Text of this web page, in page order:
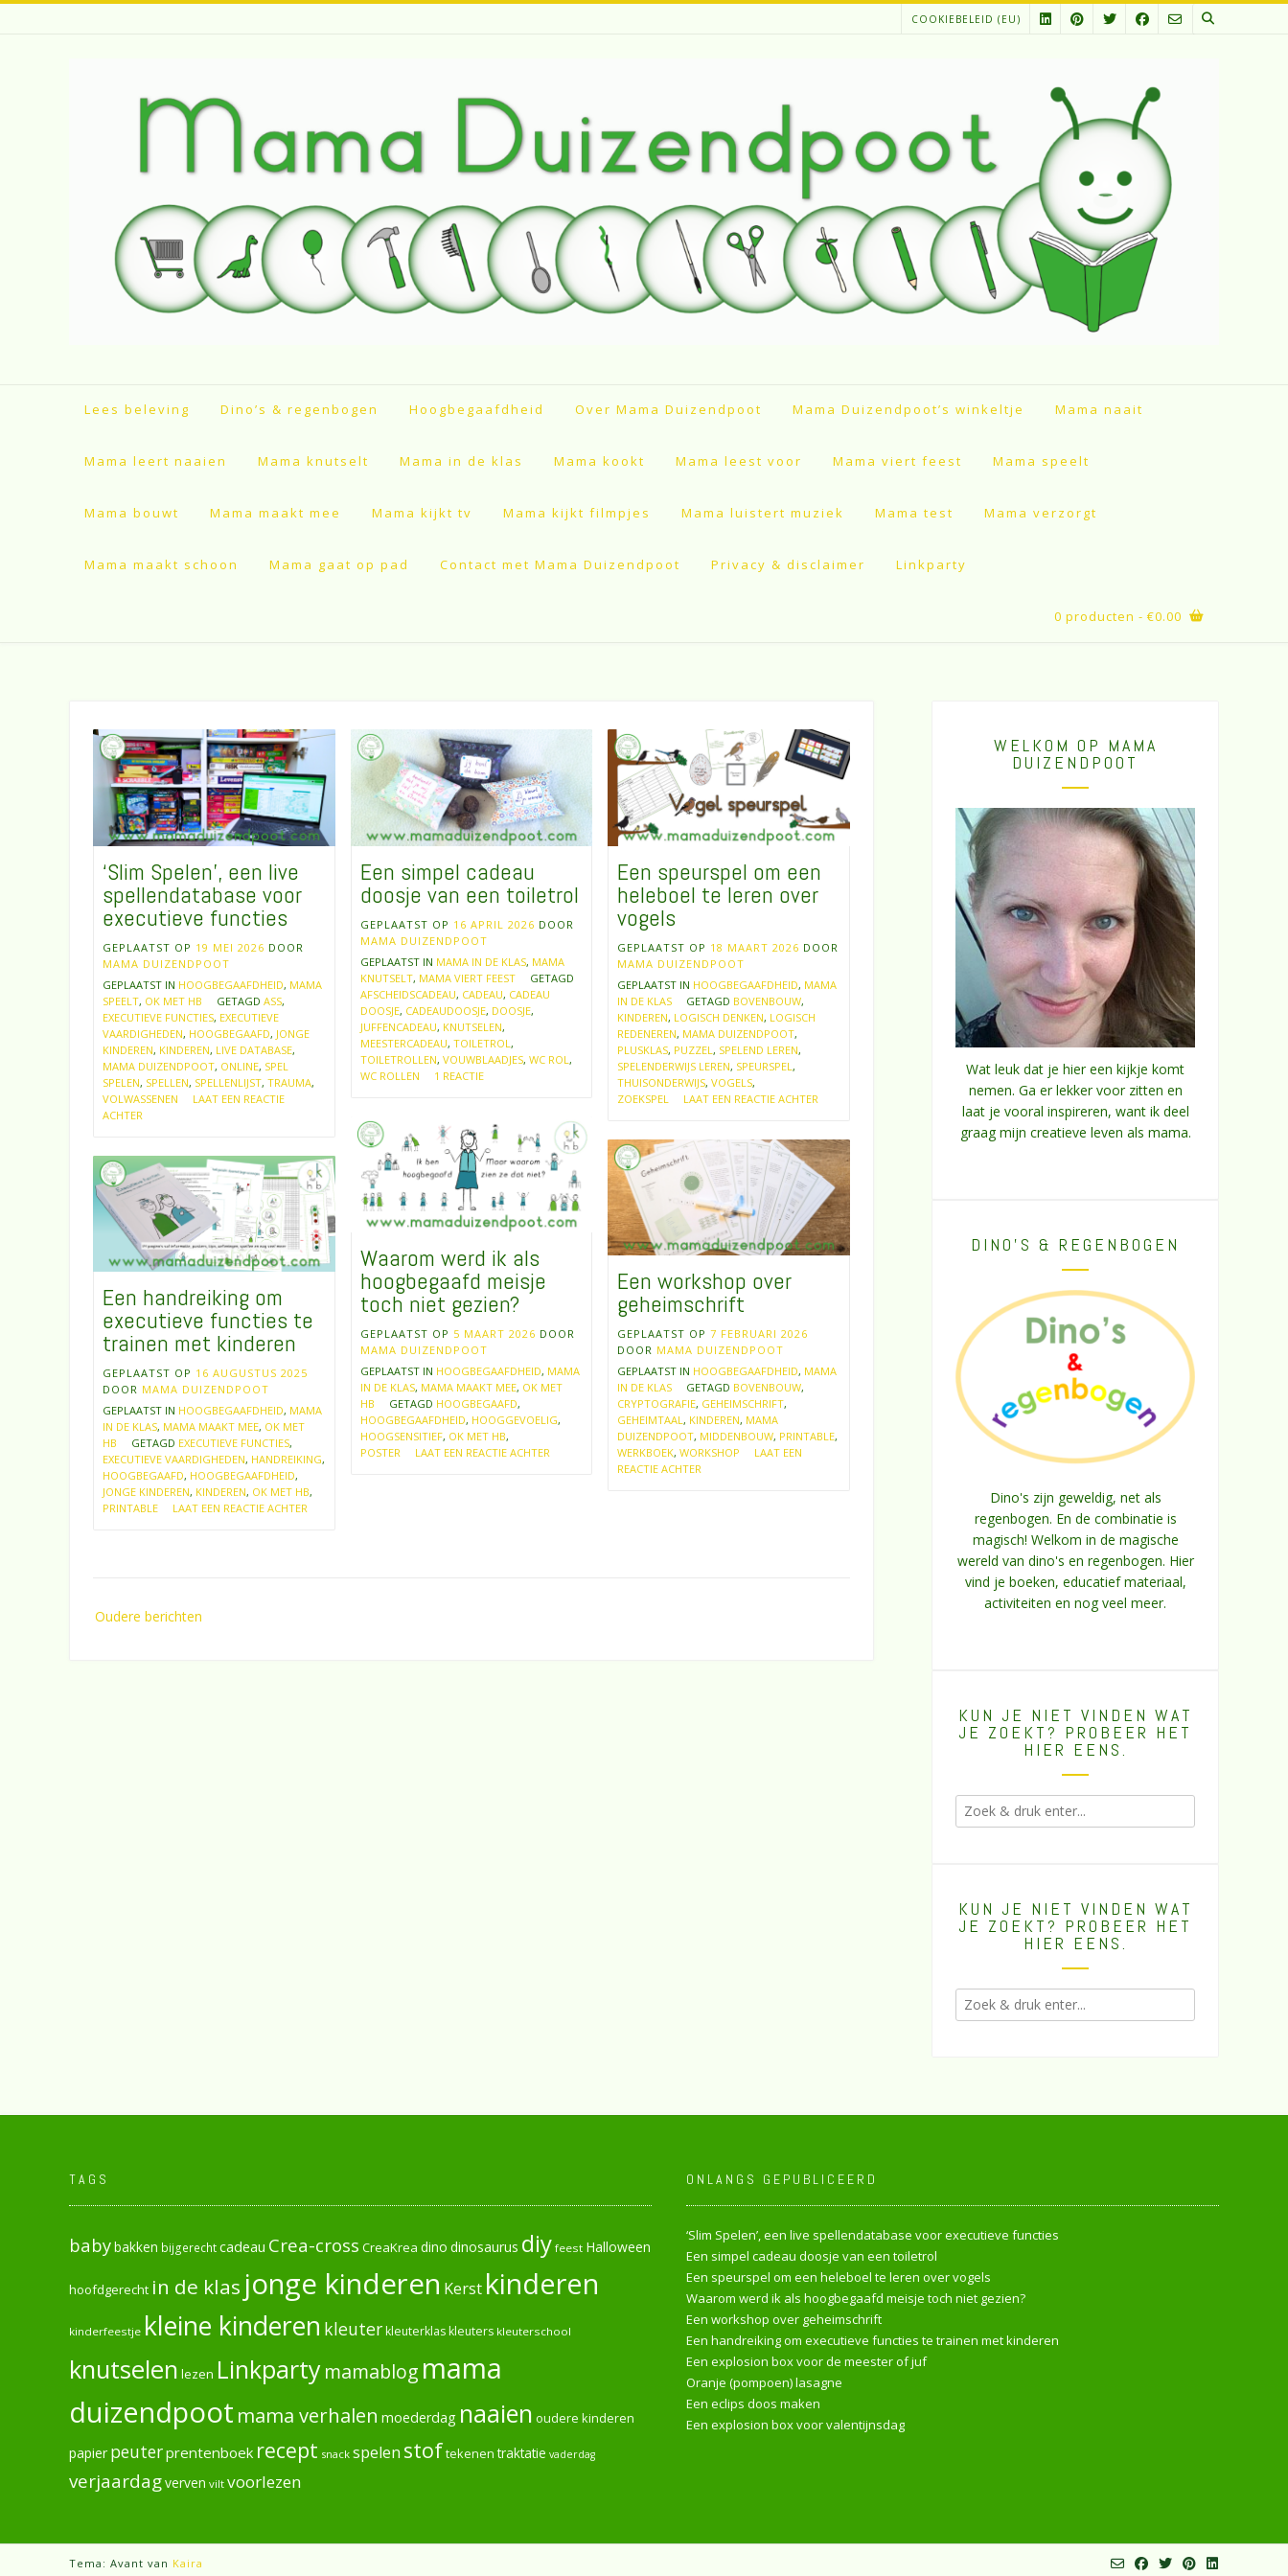
Spring
COOKIEBELEID (EU)
Lees beleving Dino’s & regenbogen Hoogbegaafdheid Over Mama Duizendpoot Mama Duizendpoot’s winkeltje Mama naait
Mama leert naaien Mama knutselt Mama in de klas Mama kookt Mama leest voor Mama viert feest Mama speelt
Mama bouwt Mama maakt mee Mama kijkt tv Mama kijkt filmpjes Mama luistert muziek Mama test Mama verzorgt
Mama maakt schoon Mama gaat op pad Contact met Mama Duizendpoot Privacy & disclaimer Linkparty
0 producten - €0.00
‘Slim Spelen’, een live
spellendatabase voor
executieve functies
GEPLAATST OP 19 MEI 2026 DOOR
MAMA DUIZENDPOOT
GEPLAATST IN HOOGBEGAAFDHEID, MAMA
SPEELT, OK MET HB GETAGD ASS,
EXECUTIEVE FUNCTIES, EXECUTIEVE
VAARDIGHEDEN, HOOGBEGAAFD, JONGE
KINDEREN, KINDEREN, LIVE DATABASE,
MAMA DUIZENDPOOT, ONLINE, SPEL
SPELEN, SPELLEN, SPELLENLIJST, TRAUMA,
VOLWASSENEN
LAAT EEN REACTIE
ACHTER
Een simpel cadeau
doosje van een toiletrol
GEPLAATST OP 16 APRIL 2026 DOOR
MAMA DUIZENDPOOT
GEPLAATST IN MAMA IN DE KLAS, MAMA
KNUTSELT, MAMA VIERT FEEST
GETAGD
AFSCHEIDSCADEAU, CADEAU, CADEAU
DOOSJE, CADEAUDOOSJE, DOOSJE,
JUFFENCADEAU, KNUTSELEN,
MEESTERCADEAU, TOILETROL ,
TOILETROLLEN, VOUWBLAADJES, WC ROL ,
WC ROLLEN
1 REACTIE
Een speurspel om een
heleboel te leren over
vogels
GEPLAATST OP 18 MAART 2026 DOOR
MAMA DUIZENDPOOT
GEPLAATST IN HOOGBEGAAFDHEID, MAMA
IN DE KLAS
GETAGD BOVENBOUW,
KINDEREN, LOGISCH DENKEN, LOGISCH
REDENEREN, MAMA DUIZENDPOOT,
PLUSKLAS, PUZZEL , SPELEND LEREN,
SPELENDERWIJS LEREN, SPEURSPEL ,
THUISONDERWIJS,VOGELS,
ZOEKSPEL
LAAT EEN REACTIE ACHTER
Waarom werd ik als
hoogbegaafd meisje
toch niet gezien?
GEPLAATST OP 5 MAART 2026 DOOR
MAMA DUIZENDPOOT
GEPLAATST IN HOOGBEGAAFDHEID, MAMA
IN DE KLAS, MAMA MAAKT MEE, OK MET
HB
GETAGD HOOGBEGAAFD,
HOOGBEGAAFDHEID, HOOGGEVOELIG,
HOOGSENSITIEF, OK MET HB,
POSTER
LAAT EEN REACTIE ACHTER
Een workshop over
geheimschrift
GEPLAATST OP7 FEBRUARI 2026
DOOR MAMA DUIZENDPOOT
GEPLAATST IN HOOGBEGAAFDHEID, MAMA
IN DE KLAS
GETAGD BOVENBOUW,
CRYPTOGRAFIE, GEHEIMSCHRIFT,
GEHEIMTAAL, KINDEREN, MAMA
DUIZENDPOOT, MIDDENBOUW, PRINTABLE,
WERKBOEK,WORKSHOP
LAAT EEN
REACTIE ACHTER
Een handreiking om
executieve functies te
trainen met kinderen
GEPLAATST OP 16 AUGUSTUS 2025
DOOR MAMA DUIZENDPOOT
GEPLAATST IN HOOGBEGAAFDHEID, MAMA
IN DE KLAS, MAMA MAAKT MEE, OK MET
HB
GETAGD EXECUTIEVE FUNCTIES,
EXECUTIEVE VAARDIGHEDEN, HANDREIKING,
HOOGBEGAAFD, HOOGBEGAAFDHEID,
JONGE KINDEREN, KINDEREN, OK MET HB,
PRINTABLE
LAAT EEN REACTIE ACHTER
Berichtennavigatie
Oudere berichten
WELKOM OP MAMA
DUIZENDPOOT
Wat leuk dat je hier een kijkje komt
nemen. Ga er lekker voor zitten en
laat je vooral inspireren, want ik deel
graag mijn creatieve leven als mama.
DINO’S & REGENBOGEN
Dino's zijn geweldig, net als
regenbogen. En de combinatie is
magisch! Welkom in de magische
wereld van dino's en regenbogen. Hier
vind je boeken, educatief materiaal,
activiteiten en nog veel meer.
KUN JE NIET VINDEN WAT
JE ZOEKT? PROBEER HET
HIER EENS.
KUN JE NIET VINDEN WAT
JE ZOEKT? PROBEER HET
HIER EENS.
TAGS
babybakken bijgerechtcadeau Crea-cross CreaKrea dino dinosaurus diy feest Halloween
hoofdgerecht in de klas jonge kinderen Kerst kinderen
kinderfeestje kleine kinderen kleuterkleuterklaskleuters kleuterschool
knutselen lezen Linkpartymamablog mama
duizendpoot mama verhalen moederdag naaien oudere kinderen
papier peuterprentenboek recept snack spelen stoftekenen traktatie vaderdag
verjaardagverven vilt voorlezen
ONLANGS GEPUBLICEERD
‘Slim Spelen’, een live spellendatabase voor executieve functies
Een simpel cadeau doosje van een toiletrol
Een speurspel om een heleboel te leren over vogels
Waarom werd ik als hoogbegaafd meisje toch niet gezien?
Een workshop over geheimschrift
Een handreiking om executieve functies te trainen met kinderen
Een explosion box voor de meester of juf
Oranje (pompoen) lasagne
Een eclips doos maken
Een explosion box voor valentijnsdag
Tema: Avant van Kaira